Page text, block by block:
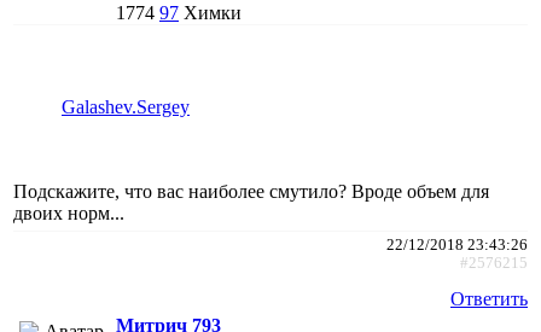
1774 97 Химки
Galashev.Sergey
Подскажите, что вас наиболее смутило? Вроде объем для
двоих норм...
22/12/2018 23:43:26
#2576215
Ответить
Митрич 793